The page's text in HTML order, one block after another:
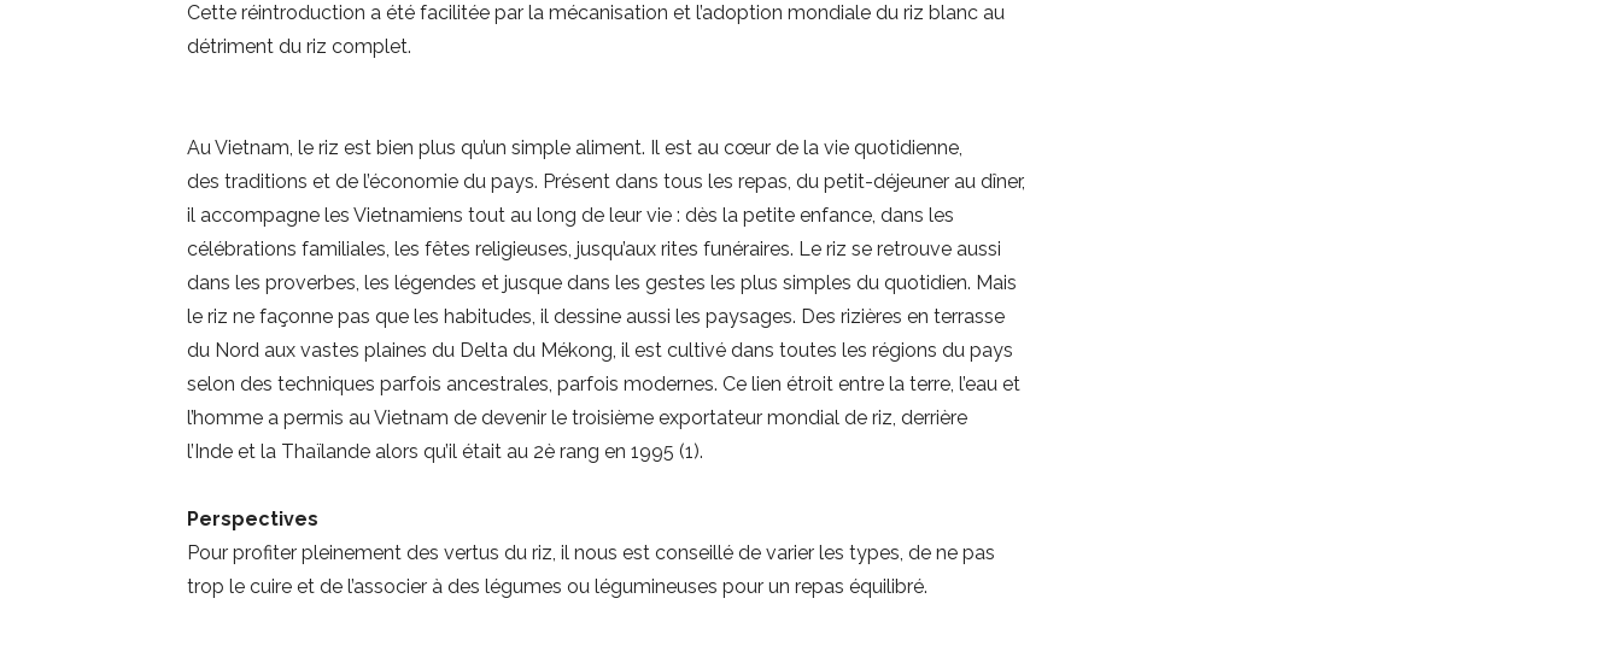
Cette réintroduction a été facilitée par la mécanisation et l’adoption mondiale du riz blanc au
détriment du riz complet.
Au Vietnam, le riz est bien plus qu’un simple aliment. Il est au cœur de la vie quotidienne,
des traditions et de l’économie du pays. Présent dans tous les repas, du petit-déjeuner au dîner,
il accompagne les Vietnamiens tout au long de leur vie : dès la petite enfance, dans les
célébrations familiales, les fêtes religieuses, jusqu’aux rites funéraires. Le riz se retrouve aussi
dans les proverbes, les légendes et jusque dans les gestes les plus simples du quotidien. Mais
le riz ne façonne pas que les habitudes, il dessine aussi les paysages. Des rizières en terrasse
du Nord aux vastes plaines du Delta du Mékong, il est cultivé dans toutes les régions du pays
selon des techniques parfois ancestrales, parfois modernes. Ce lien étroit entre la terre, l’eau et
l’homme a permis au Vietnam de devenir le troisième exportateur mondial de riz, derrière
l’Inde et la Thaïlande alors qu’il était au 2è rang en 1995 (1).
Perspectives
Pour profiter pleinement des vertus du riz, il nous est conseillé de varier les types, de ne pas
trop le cuire et de l’associer à des légumes ou légumineuses pour un repas équilibré.